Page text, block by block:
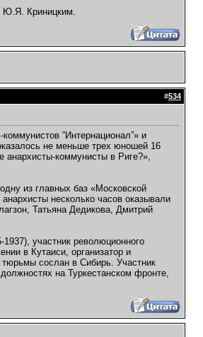
Ю.Я. Криницким.
#534
”Интернационал”» и
не меньше трех юношей 16
анархисты-коммунисты в Риге?»,
из главных баз «Московской
несколько часов оказывали
Татьяна Дедикова, Дмитрий
участник революционного
в Кутаиси, организатор и
тюрьмы сослан в Сибирь. Участник
на Туркестанском фронте,